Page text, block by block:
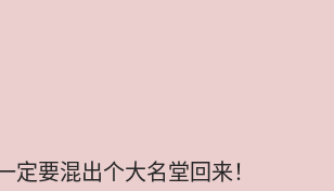
要混出个大名堂回来！